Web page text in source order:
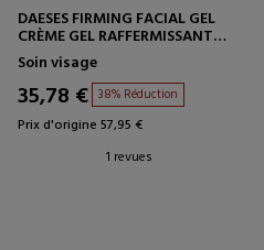
DAESES FIRMING FACIAL GEL
CRÈME GEL RAFFERMISSANTE
POUR LE VISAGE
Soin visage
35,78 € 38% Réduction
Prix d'origine 57,95 €
1 revues